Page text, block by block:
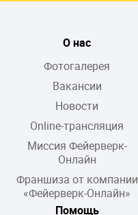
О нас
Фотогалерея
Вакансии
Новости
Online-трансляция
Миссия Фейерверк-
Онлайн
Франшиза от компании
«Фейерверк-Онлайн»
Помощь